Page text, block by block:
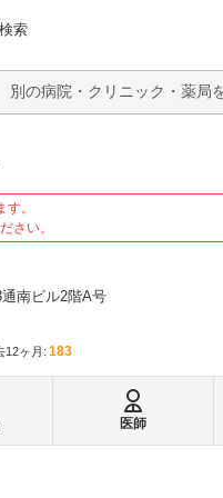
索
。
さい。
南ビル2階A号
12ヶ月: 183
医師